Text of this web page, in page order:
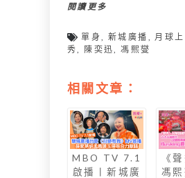
閱讀更多
單身,新城廣播 , 月球
秀, 陳奕迅,馮熙燮
相關文章：
MBO TV 7.1
啟播丨新城廣
《
馮